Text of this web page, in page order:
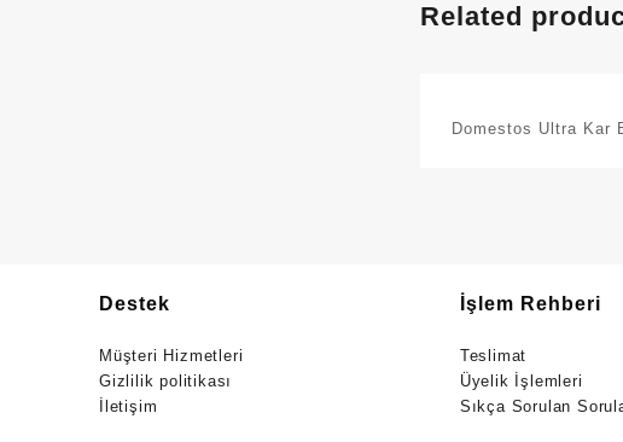
Related
Domestos Ultra Kar
Destek
Müşteri Hizmetleri
Gizlilik politikası
İletişim
İşlem Rehberi
Teslimat
Üyelik İşlemleri
Sıkça Sorulan